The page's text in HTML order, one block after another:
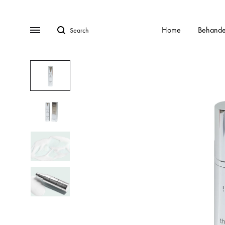
MenuSearch Home
BEHANDELINGEN
Alle behandelingen
Acnebehandeling
Acnelan behandeling
Cellulite
Laser
Littekens